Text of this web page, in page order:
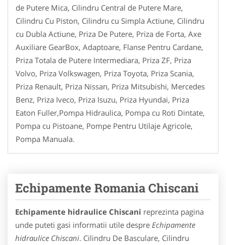
de Putere Mica, Cilindru Central de Putere Mare,
Cilindru Cu Piston, Cilindru cu Simpla Actiune, Cilindru
cu Dubla Actiune, Priza De Putere, Priza de Forta, Axe
Auxiliare GearBox, Adaptoare, Flanse Pentru Cardane,
Priza Totala de Putere Intermediara, Priza ZF, Priza
Volvo, Priza Volkswagen, Priza Toyota, Priza Scania,
Priza Renault, Priza Nissan, Priza Mitsubishi, Mercedes
Benz, Priza Iveco, Priza Isuzu, Priza Hyundai, Priza
Eaton Fuller,Pompa Hidraulica, Pompa cu Roti Dintate,
Pompa cu Pistoane, Pompe Pentru Utilaje Agricole,
Pompa Manuala.
Echipamente Romania Chiscani
Echipamente hidraulice Chiscani reprezinta pagina
unde puteti gasi informatii utile despre Echipamente
hidraulice Chiscani. Cilindru De Basculare, Cilindru